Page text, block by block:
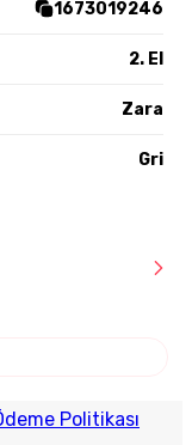
1673019246
2. El
Zara
Gri
Politikası